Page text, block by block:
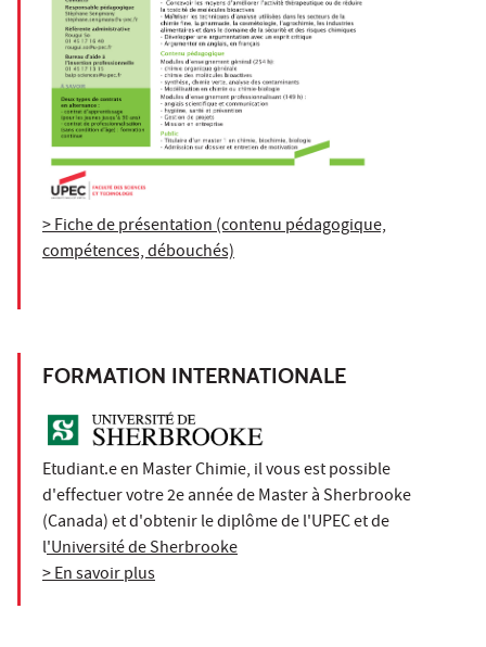
> Fiche de présentation (contenu pédagogique,
compétences, débouchés)
FORMATION INTERNATIONALE
Etudiant.e en Master Chimie, il vous est possible
d'effectuer votre 2e année de Master à Sherbrooke
(Canada) et d'obtenir le diplôme de l'UPEC et de
l'Université de Sherbrooke
> En savoir plus